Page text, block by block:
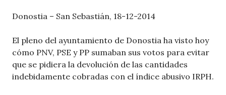
Donostia – San Sebastián, 18-12-2014
El pleno del ayuntamiento de Donostia ha visto hoy
cómo PNV, PSE y PP sumaban sus votos para evitar
que se pidiera la devolución de las cantidades
indebidamente cobradas con el índice abusivo IRPH.